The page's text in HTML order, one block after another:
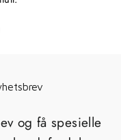
og få spesielle